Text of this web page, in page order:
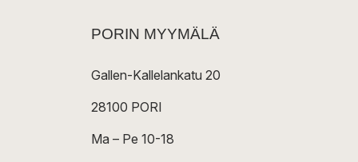
PORIN MYYMÄLÄ
Gallen-Kallelankatu 20
28100 PORI
Ma – Pe 10-18